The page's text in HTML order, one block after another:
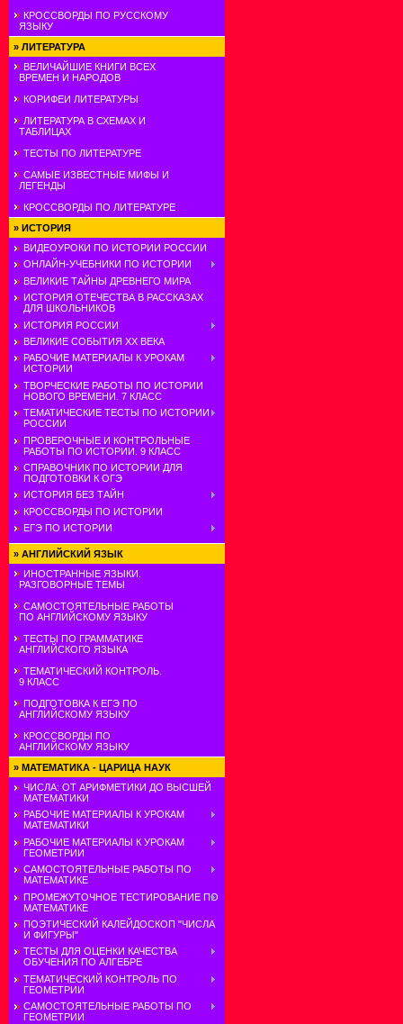
КРОССВОРДЫ ПО РУССКОМУ
ЯЗЫКУ
» ЛИТЕРАТУРА
ВЕЛИЧАЙШИЕ КНИГИ ВСЕХ
ВРЕМЕН И НАРОДОВ
КОРИФЕИ ЛИТЕРАТУРЫ
ЛИТЕРАТУРА В СХЕМАХ И
ТАБЛИЦАХ
ТЕСТЫ ПО ЛИТЕРАТУРЕ
САМЫЕ ИЗВЕСТНЫЕ МИФЫ И
ЛЕГЕНДЫ
КРОССВОРДЫ ПО ЛИТЕРАТУРЕ
» ИСТОРИЯ
ВИДЕОУРОКИ ПО ИСТОРИИ РОССИИ
ОНЛАЙН-УЧЕБНИКИ ПО ИСТОРИИ
ВЕЛИКИЕ ТАЙНЫ ДРЕВНЕГО МИРА
ИСТОРИЯ ОТЕЧЕСТВА В РАССКАЗАХ
ДЛЯ ШКОЛЬНИКОВ
ИСТОРИЯ РОССИИ
ВЕЛИКИЕ СОБЫТИЯ ХХ ВЕКА
РАБОЧИЕ МАТЕРИАЛЫ К УРОКАМ
ИСТОРИИ
ТВОРЧЕСКИЕ РАБОТЫ ПО ИСТОРИИ
НОВОГО ВРЕМЕНИ. 7 КЛАСС
ТЕМАТИЧЕСКИЕ ТЕСТЫ ПО ИСТОРИИ
РОССИИ
ПРОВЕРОЧНЫЕ И КОНТРОЛЬНЫЕ
РАБОТЫ ПО ИСТОРИИ. 9 КЛАСС
СПРАВОЧНИК ПО ИСТОРИИ ДЛЯ
ПОДГОТОВКИ К ОГЭ
ИСТОРИЯ БЕЗ ТАЙН
КРОССВОРДЫ ПО ИСТОРИИ
ЕГЭ ПО ИСТОРИИ
» АНГЛИЙСКИЙ ЯЗЫК
ИНОСТРАННЫЕ ЯЗЫКИ.
РАЗГОВОРНЫЕ ТЕМЫ
САМОСТОЯТЕЛЬНЫЕ РАБОТЫ
ПО АНГЛИЙСКОМУ ЯЗЫКУ
ТЕСТЫ ПО ГРАММАТИКЕ
АНГЛИЙСКОГО ЯЗЫКА
ТЕМАТИЧЕСКИЙ КОНТРОЛЬ.
9 КЛАСС
ПОДГОТОВКА К ЕГЭ ПО
АНГЛИЙСКОМУ ЯЗЫКУ
КРОССВОРДЫ ПО
АНГЛИЙСКОМУ ЯЗЫКУ
» МАТЕМАТИКА - ЦАРИЦА НАУК
ЧИСЛА: ОТ АРИФМЕТИКИ ДО ВЫСШЕЙ
МАТЕМАТИКИ
РАБОЧИЕ МАТЕРИАЛЫ К УРОКАМ
МАТЕМАТИКИ
РАБОЧИЕ МАТЕРИАЛЫ К УРОКАМ
ГЕОМЕТРИИ
САМОСТОЯТЕЛЬНЫЕ РАБОТЫ ПО
МАТЕМАТИКЕ
ПРОМЕЖУТОЧНОЕ ТЕСТИРОВАНИЕ ПО
МАТЕМАТИКЕ
ПОЭТИЧЕСКИЙ КАЛЕЙДОСКОП "ЧИСЛА
И ФИГУРЫ"
ТЕСТЫ ДЛЯ ОЦЕНКИ КАЧЕСТВА
ОБУЧЕНИЯ ПО АЛГЕБРЕ
ТЕМАТИЧЕСКИЙ КОНТРОЛЬ ПО
ГЕОМЕТРИИ
САМОСТОЯТЕЛЬНЫЕ РАБОТЫ ПО
ГЕОМЕТРИИ